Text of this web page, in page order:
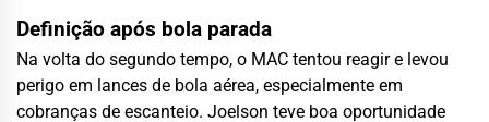
Definição após bola parada
Na volta do segundo tempo, o MAC tentou reagir e levou
perigo em lances de bola aérea, especialmente em
cobranças de escanteio. Joelson teve boa oportunidade